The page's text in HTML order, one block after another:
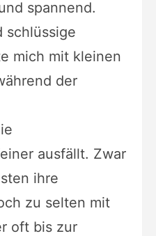
spannend.
schlüssige
mich mit kleinen
der
ausfällt. Zwar
ihre
zu selten mit
oft bis zur